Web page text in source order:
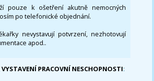
pouze k ošetření akutně nemocných
po telefonické objednání.
nevystavují potvrzení, nezhotovují
apod..
VYSTAVENÍ PRACOVNÍ NESCHOPNOSTI: